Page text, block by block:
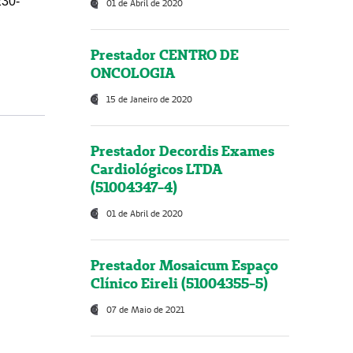
01 de Abril de 2020
Prestador CENTRO DE
ONCOLOGIA
15 de Janeiro de 2020
Prestador Decordis Exames
Cardiológicos LTDA
(51004347-4)
01 de Abril de 2020
Prestador Mosaicum Espaço
Clínico Eireli (51004355-5)
07 de Maio de 2021